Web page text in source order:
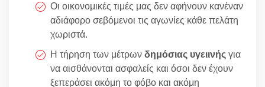
Οι οικονομικές τιμές μας δεν αφήνουν κανέναν
αδιάφορο σεβόμενοι τις αγωνίες κάθε πελάτη
χωριστά.
Η τήρηση των μέτρωνδημόσιας υγειινήςγια
να αισθάνονται ασφαλείς και όσοι δεν έχουν
ξεπεράσει ακόμη το φόβο και ακόμη